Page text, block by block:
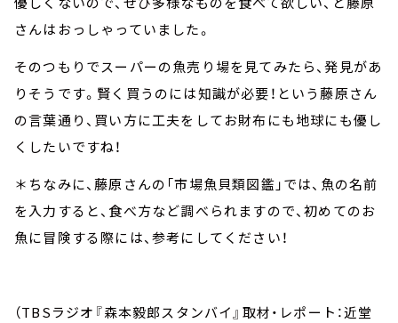
さんはおっしゃっていました。
そのつもりでスーパーの魚売り場を見てみたら、発見があ
りそうです。賢く買うのには知識が必要！という藤原さん
の言葉通り、買い方に工夫をしてお財布にも地球にも優し
くしたいですね！
＊ちなみに、藤原さんの「市場魚貝類図鑑」では、魚の名前
を入力すると、食べ方など調べられますので、初めてのお
魚に冒険する際には、参考にしてください！
（TBSラジオ『森本毅郎スタンバイ』取材・レポート：近堂